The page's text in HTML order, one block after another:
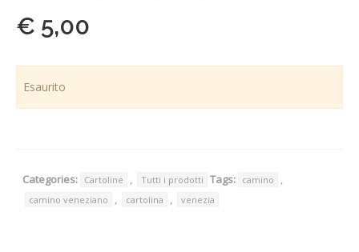
€ 5,00
Esaurito
Categories: Cartoline , Tutti i prodotti Tags: camino ,
camino veneziano , cartolina , venezia